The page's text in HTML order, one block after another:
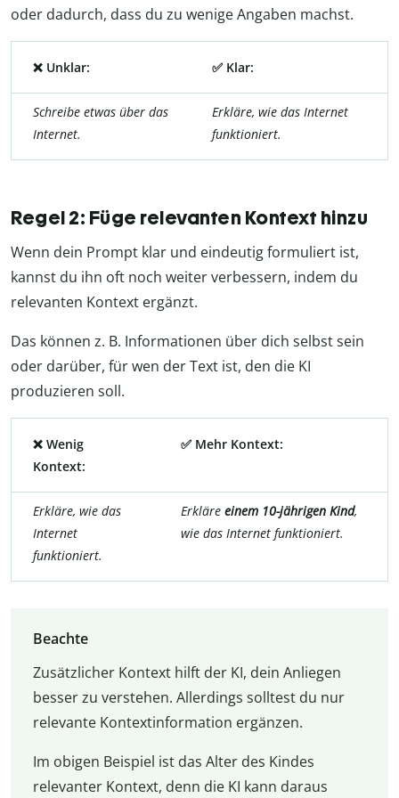
oder dadurch, dass du zu wenige Angaben machst.
❌ Unklar: ✅ Klar:
Schreibe etwas über das
Internet.
Erkläre, wie das Internet
funktioniert.
Regel 2: Füge relevanten Kontext hinzu
Wenn dein Prompt klar und eindeutig formuliert ist,
kannst du ihn oft noch weiter verbessern, indem du
relevanten Kontext ergänzt.
Das können z. B. Informationen über dich selbst sein
oder darüber, für wen der Text ist, den die KI
produzieren soll.
❌ Wenig
Kontext:
✅ Mehr Kontext:
Erkläre, wie das
Internet
funktioniert.
Erkläre einem 10-jährigen Kind,
wie das Internet funktioniert.
Beachte
Zusätzlicher Kontext hilft der KI, dein Anliegen
besser zu verstehen. Allerdings solltest du nur
relevante Kontextinformation ergänzen.
Im obigen Beispiel ist das Alter des Kindes
relevanter Kontext, denn die KI kann daraus